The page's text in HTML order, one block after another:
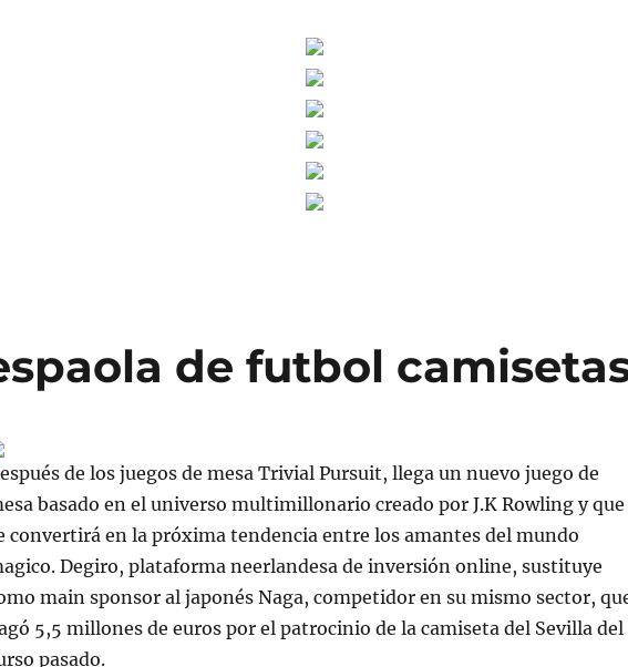
de futbol
de los juegos de mesa Trivial Pursuit, llega un nuevo juego de
basado en el universo multimillonario creado por J.K Rowling y que
convertirá en la próxima tendencia entre los amantes del mundo
Degiro, plataforma neerlandesa de inversión online, sustituye
main sponsor al japonés Naga, competidor en su mismo sector,
5,5 millones de euros por el patrocinio de la camiseta del Sevilla del
pasado.